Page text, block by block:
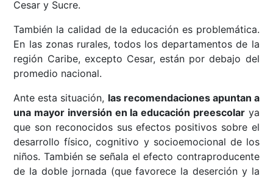
Cesar y Sucre.
También la calidad de la educación es problemática.
En las zonas rurales, todos los departamentos de la
región Caribe, excepto Cesar, están por debajo del
promedio nacional.
Ante esta situación, las recomendaciones apuntan a
una mayor inversión en la educación preescolarya
que son reconocidos sus efectos positivos sobre el
desarrollo físico, cognitivo y socioemocional de los
niños. También se señala el efecto contraproducente
de la doble jornada (que favorece la deserción y la